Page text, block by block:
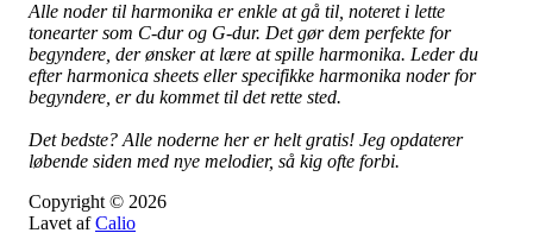
Alle noder til harmonika er enkle at gå til, noteret i lette
tonearter som C-dur og G-dur. Det gør dem perfekte for
begyndere, der ønsker at lære at spille harmonika. Leder du
efter harmonica sheets eller specifikke harmonika noder for
begyndere, er du kommet til det rette sted.
Det bedste? Alle noderne her er helt gratis! Jeg opdaterer
løbende siden med nye melodier, så kig ofte forbi.
Copyright © 2026
Lavet afCalio